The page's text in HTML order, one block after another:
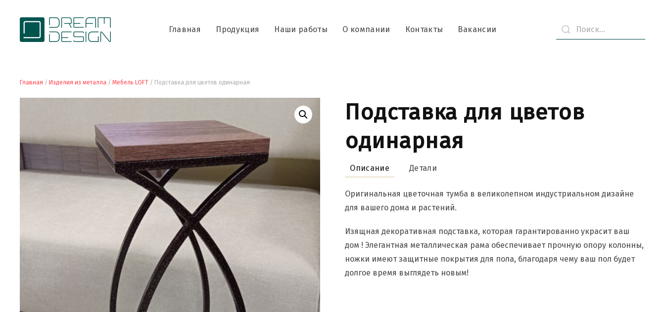
Главная Продукция Наши работы О компании Контакты Вакансии
Главная / Изделия из металла / Мебель LOFT / Подставка для цветов одинарная
Подставка для цветов
одинарная
Описание Детали
Оригинальная цветочная тумба в великолепном индустриальном дизайне
для вашего дома и растений.
Изящная декоративная подставка, которая гарантированно украсит ваш
дом ! Элегантная металлическая рама обеспечивает прочную опору колонны,
ножки имеют защитные покрытия для пола, благодаря чему ваш пол будет
долгое время выглядеть новым!